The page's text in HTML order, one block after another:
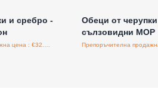
и сребро -
Обеци от
сълзовидни MOP